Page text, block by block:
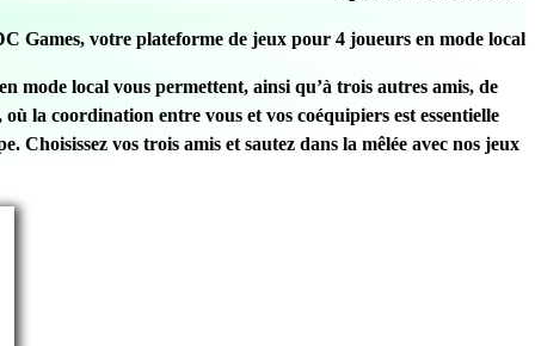
Games, votre plateforme de jeux pour 4 joueurs en mode local
mode local vous permettent, ainsi qu’à trois autres amis, de
la coordination entre vous et vos coéquipiers est essentielle
vos trois amis et sautez dans la mêlée avec nos jeux